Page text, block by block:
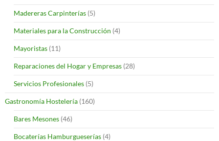
Madereras Carpinterías (5)
Materiales para la Construcción (4)
Mayoristas (11)
Reparaciones del Hogar y Empresas (28)
Servicios Profesionales (5)
Gastronomía Hostelería (160)
Bares Mesones (46)
Bocaterías Hamburgueserías (4)